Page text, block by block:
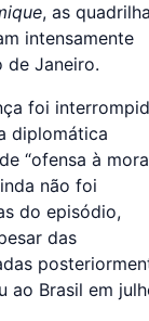
, as
intensamente
de Janeiro.
foi
diplomática
“ofensa à
não foi
do episódio,
das
ao Brasil em